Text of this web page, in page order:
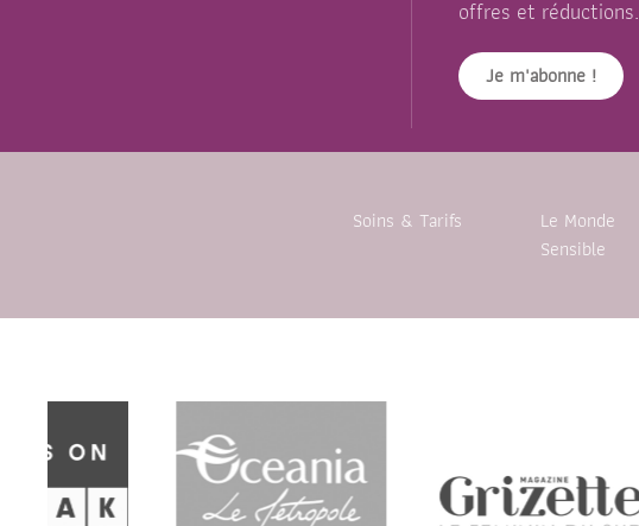
offres et réductions.
Je m'abonne !
Soins & Tarifs
Le Monde
Sensible